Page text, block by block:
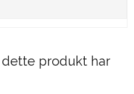
produkt har